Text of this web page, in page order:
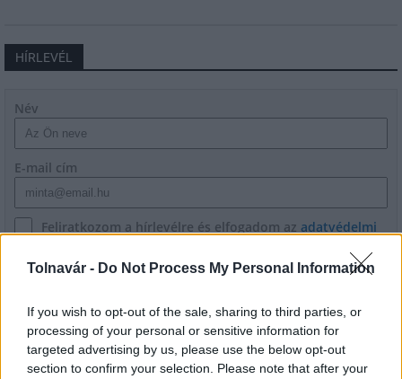
Tolnavár - Do Not Process My Personal Information
If you wish to opt-out of the sale, sharing to third parties, or
processing of your personal or sensitive information for
targeted advertising by us, please use the below opt-out
section to confirm your selection. Please note that after your
HÍRLEVÉL
Név
E-mail cím
Feliratkozom a hírlevélre és elfogadom az adatvédelmi
LEGFRISSEBB